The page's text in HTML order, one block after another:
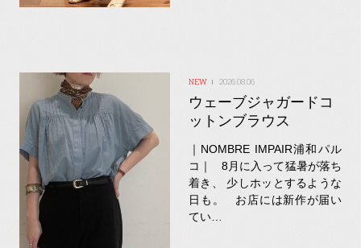
2026.08.06
ウェーブジャガードコ
ットンブラウス
｜NOMBRE IMPAIR浦和パル
コ｜ 8月に入って猛暑が落ち
着き、 少しホッとするような
日も。 お店には新作が届い
てい…